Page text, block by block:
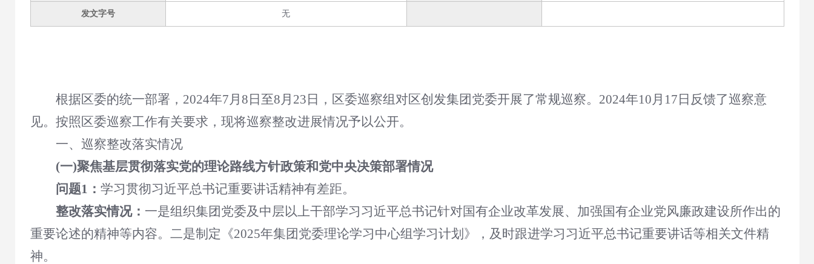
发文字号 无
根据区委的统一部署，2024年7月8日至8月23日，区委巡察组对区创发集团党委开展了常规巡察。2024年10月17日反馈了巡察意
见。按照区委巡察工作有关要求，现将巡察整改进展情况予以公开。
一、巡察整改落实情况
(一)聚焦基层贯彻落实党的理论路线方针政策和党中央决策部署情况
问题1：学习贯彻习近平总书记重要讲话精神有差距。
整改落实情况： 一是组织集团党委及中层以上干部学习习近平总书记针对国有企业改革发展、加强国有企业党风廉政建设所作出的
重要论述的精神等内容。二是制定《2025年集团党委理论学习中心组学习计划》，及时跟进学习习近平总书记重要讲话等相关文件精
神。